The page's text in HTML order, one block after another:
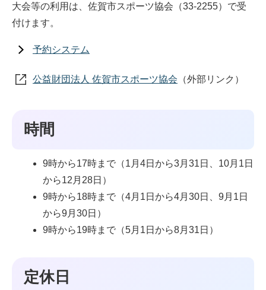
大会等の利用は、佐賀市スポーツ協会（33-2255）で受
付けます。
予約システム
公益財団法人 佐賀市スポーツ協会 （外部リンク）
時間
9時から17時まで（1月4日から3月31日、10月1日
から12月28日）
9時から18時まで（4月1日から4月30日、9月1日
から9月30日）
9時から19時まで（5月1日から8月31日）
定休日